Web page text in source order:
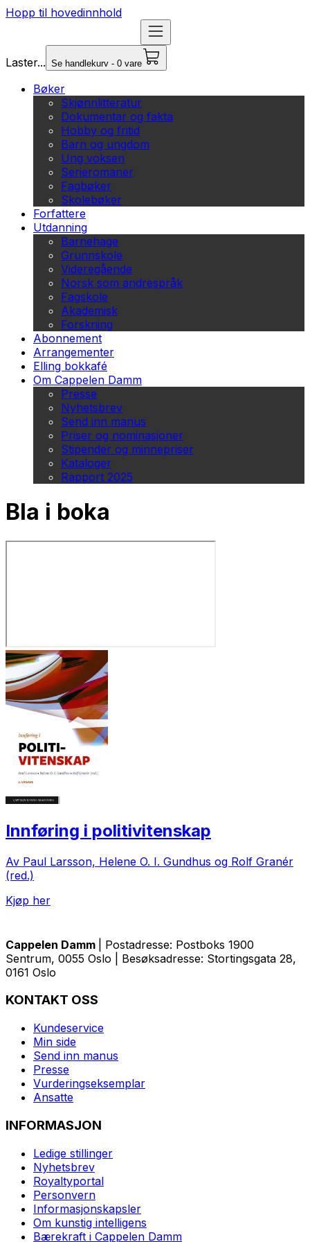
Hopp til hovedinnhold
Laster... Se handlekurv - 0 vare
Bøker
Skjønnlitteratur
Dokumentar og fakta
Hobby og fritid
Barn og ungdom
Ung voksen
Serieromaner
Fagbøker
Skolebøker
Forfattere
Utdanning
Barnehage
Grunnskole
Videregående
Norsk som andrespråk
Fagskole
Akademisk
Forskning
Abonnement
Arrangementer
Elling bokkafé
Om Cappelen Damm
Presse
Nyhetsbrev
Send inn manus
Priser og nominasjoner
Stipender og minnepriser
Kataloger
Rapport 2025
Bla i boka
Innføring i politivitenskap
Av Paul Larsson, Helene O. I. Gundhus og Rolf Granér
(red.)
Kjøp her
Cappelen Damm
| Postadresse: Postboks 1900
Sentrum, 0055 Oslo | Besøksadresse: Stortingsgata 28,
0161 Oslo
KONTAKT OSS
Kundeservice
Min side
Send inn manus
Presse
Vurderingseksemplar
Ansatte
INFORMASJON
Ledige stillinger
Nyhetsbrev
Royaltyportal
Personvern
Informasjonskapsler
Om kunstig intelligens
Bærekraft i Cappelen Damm